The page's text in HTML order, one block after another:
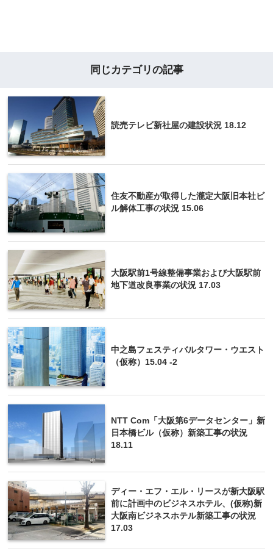
同じカテゴリの記事
読売テレビ新社屋の建設状況 18.12
住友不動産が取得した瀧定大阪旧本社ビ
ル解体工事の状況 15.06
大阪駅前1号線整備事業および大阪駅前
地下道改良事業の状況 17.03
中之島フェスティバルタワー・ウエスト
（仮称）15.04 -2
NTT Com「大阪第6データセンター」新
日本橋ビル（仮称）新築工事の状況
18.11
ディー・エフ・エル・リースが新大阪駅
前に計画中のビジネスホテル、(仮称)新
大阪南ビジネスホテル新築工事の状況
17.03